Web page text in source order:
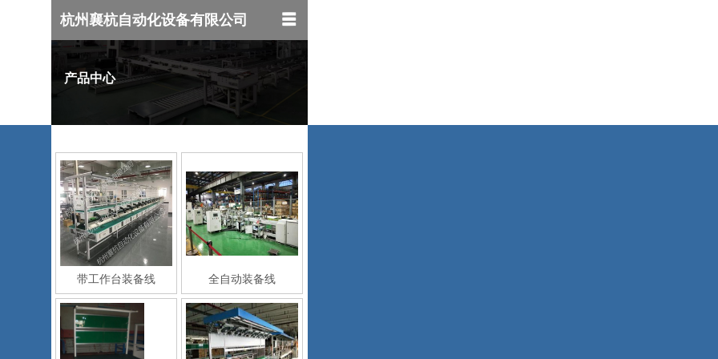
产品中心
杭州襄杭自动化设备有限公司
带工作台装备线 全自动装备线